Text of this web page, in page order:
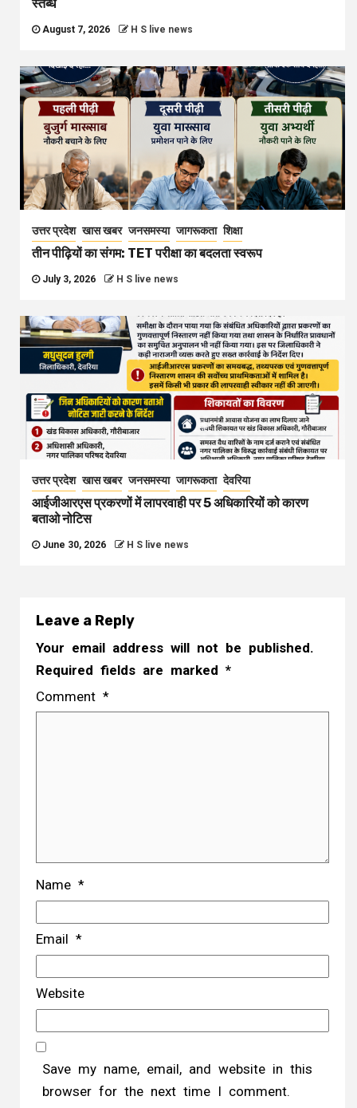
स्तब्ध
August 7, 2026 H S live news
उत्तर प्रदेश खास खबर जनसमस्या जागरूकता शिक्षा
तीन पीढ़ियों का संगम: TET परीक्षा का बदलता स्वरूप
July 3, 2026 H S live news
उत्तर प्रदेश खास खबर जनसमस्या जागरूकता देवरिया
आईजीआरएस प्रकरणों में लापरवाही पर 5 अधिकारियों को कारण
बताओ नोटिस
June 30, 2026 H S live news
Leave a Reply
Your email address will not be published.
Required fields are marked *
Comment *
Name *
Email *
Website
Save my name, email, and website in this
browser for the next time I comment.